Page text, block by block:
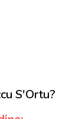
S'Ortu?